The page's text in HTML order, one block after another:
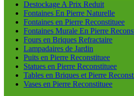
Destockage A Prix Reduit
Fontaines En Pierre Naturelle
Fontaines en Pierre Reconstituee
Fontaines Murale En Pierre
Fours en Briques Refractaire
Lampadaires de Jardin
Puits en Pierre Reconstituee
Statues en Pierre Reconstituee
Tables en Briques et Pierre
Vases en Pierre Reconstituee